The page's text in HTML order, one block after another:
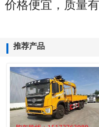
价格便宜，质量
推荐产品